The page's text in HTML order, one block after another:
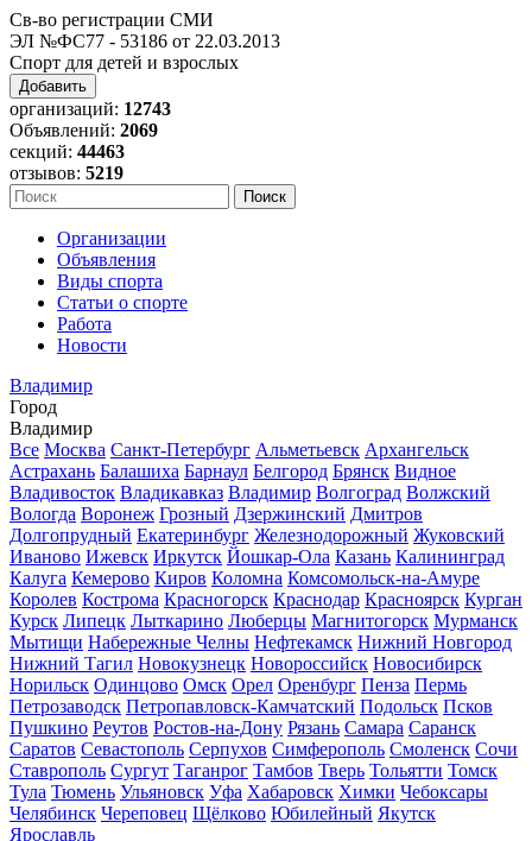
Св-во регистрации СМИ
ЭЛ №ФС77 - 53186 от 22.03.2013
Спорт для детей и взрослых
Добавить
организаций: 12743
Объявлений: 2069
секций: 44463
отзывов: 5219
Организации
Объявления
Виды спорта
Статьи о спорте
Работа
Новости
Владимир
Город
Владимир
Все Москва Санкт-Петербург Альметьевск Архангельск
Астрахань Балашиха Барнаул Белгород Брянск Видное
Владивосток Владикавказ Владимир Волгоград Волжский
Вологда Воронеж Грозный Дзержинский Дмитров
Долгопрудный Екатеринбург Железнодорожный Жуковский
Иваново Ижевск Иркутск Йошкар-Ола Казань Калининград
Калуга Кемерово Киров Коломна Комсомольск-на-Амуре
Королев Кострома Красногорск Краснодар Красноярск Курган
Курск Липецк Лыткарино Люберцы Магнитогорск Мурманск
Мытищи Набережные Челны Нефтекамск Нижний Новгород
Нижний Тагил Новокузнецк Новороссийск Новосибирск
Норильск Одинцово Омск Орел Оренбург Пенза Пермь
Петрозаводск Петропавловск-Камчатский Подольск Псков
Пушкино Реутов Ростов-на-Дону Рязань Самара Саранск
Саратов Севастополь Серпухов Симферополь Смоленск Сочи
Ставрополь Сургут Таганрог Тамбов Тверь Тольятти Томск
Тула Тюмень Ульяновск Уфа Хабаровск Химки Чебоксары
Челябинск Череповец Щёлково Юбилейный Якутск
Ярославль